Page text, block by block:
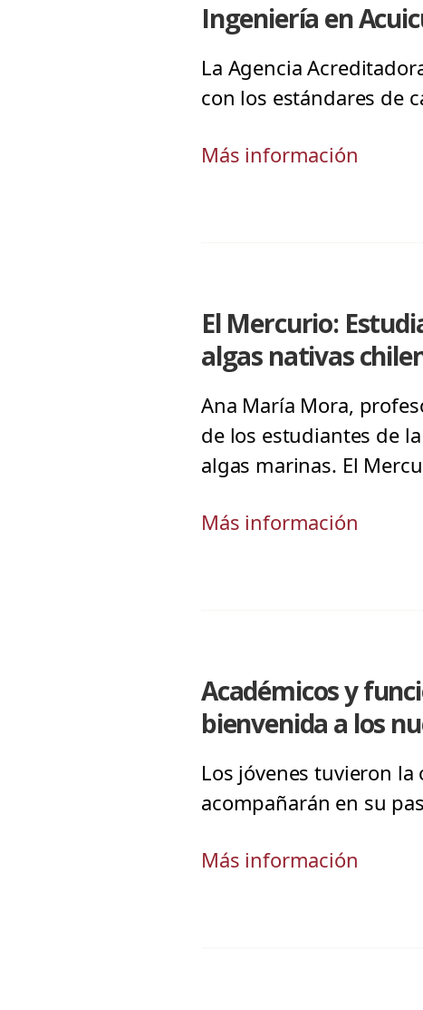
Ingeniería en
La Agencia
con los estándares de
Más información
El Mercurio:
algas nativas
Ana María Mora,
de los estudiantes de
algas marinas. El
Más información
Académicos y
bienvenida a los
Los jóvenes tuvieron
acompañarán en su
Más información